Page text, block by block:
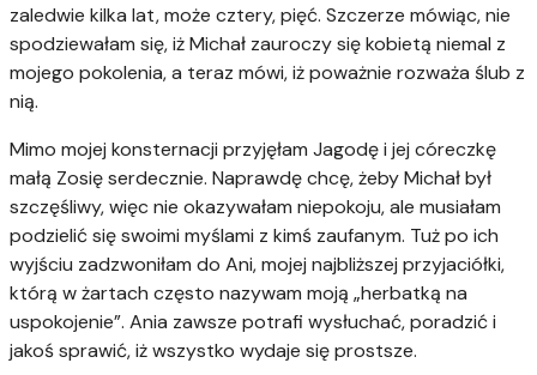
zaledwie kilka lat, może cztery, pięć. Szczerze mówiąc, nie
spodziewałam się, iż Michał zauroczy się kobietą niemal z
mojego pokolenia, a teraz mówi, iż poważnie rozważa ślub z
nią.
Mimo mojej konsternacji przyjęłam Jagodę i jej córeczkę
małą Zosię serdecznie. Naprawdę chcę, żeby Michał był
szczęśliwy, więc nie okazywałam niepokoju, ale musiałam
podzielić się swoimi myślami z kimś zaufanym. Tuż po ich
wyjściu zadzwoniłam do Ani, mojej najbliższej przyjaciółki,
którą w żartach często nazywam moją „herbatką na
uspokojenie”. Ania zawsze potrafi wysłuchać, poradzić i
jakoś sprawić, iż wszystko wydaje się prostsze.